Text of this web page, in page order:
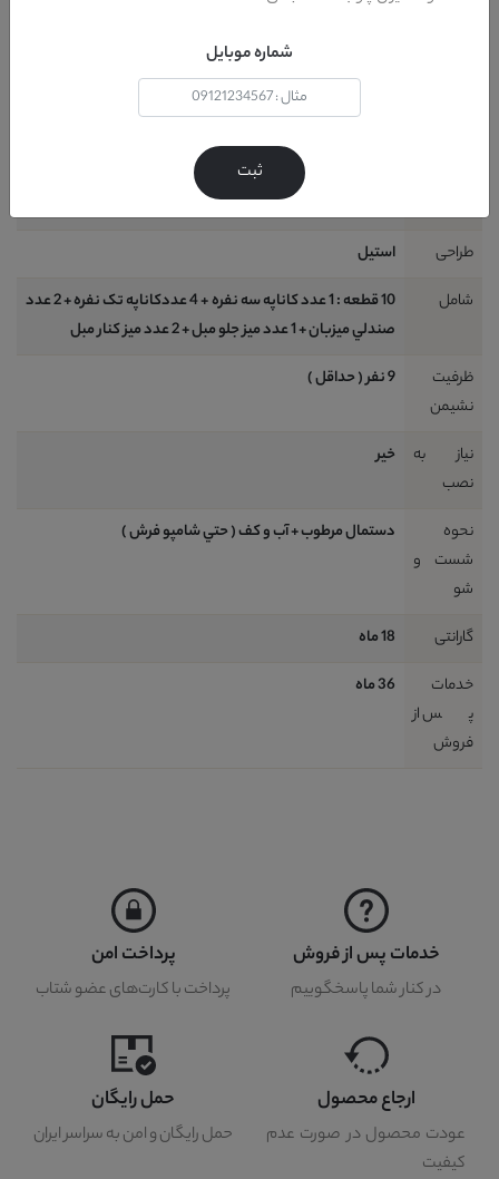
طراحی
استيل
شامل
10 قطعه : 1 عدد کاناپه سه نفره + 4 عددکاناپه تک نفره + 2 عدد
صندلي ميزبان + 1 عدد ميز جلو مبل + 2 عدد ميز کنار مبل
ظرفیت
نشیمن
9 نفر ( حداقل )
نیاز به
نصب
خير
نحوه
شست و
شو
دستمال مرطوب + آب و کف ( حتي شامپو فرش )
گارانتی
18 ماه
خدمات
پس از
فروش
36 ماه
خدمات پس از فروش
در کنار شما پاسخگوییم
پرداخت امن
پرداخت با کارت‌های عضو شتاب
ارجاع محصول
عودت محصول در صورت عدم
کیفیت
حمل رایگان
حمل رایگان و امن به سراسر ایران
شماره موبایل
ثبت